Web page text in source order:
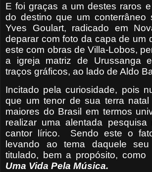
E foi graças a um destes raros
do destino que um conterrâneo
Yves Goulart, radicado em
deparar com foto da capa de um
este com obras de Villa-Lobos,
a igreja matriz de Urussanga
traços gráficos, ao lado de Aldo
Incitado pela curiosidade, pois
que um tenor de sua terra
maiores do Brasil em termos
realizar uma alentada
cantor lírico.
Sendo este o
levando ao tema daquele
titulado, bem a propósito, como
Uma Vida Pela Música.